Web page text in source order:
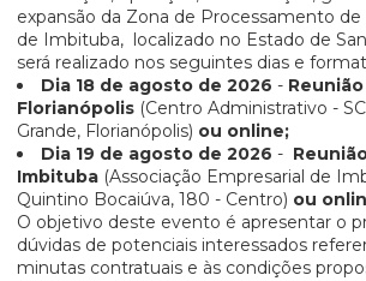
expansão da Zona de Processamento de
de Imbituba, localizado no Estado de
será realizado nos seguintes dias e
Dia 18 de agosto de 2026 -
Florianópolis (Centro Administrativo -
Grande, Florianópolis) ou online;
Dia 19 de agosto de 2026 -
Imbituba (Associação Empresarial de
Quintino Bocaiúva, 180 - Centro) ou
O objetivo deste evento é apresentar o
dúvidas de potenciais interessados
minutas contratuais e às condições